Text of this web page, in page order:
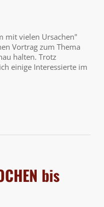
mit vielen Ursachen"
Vortrag zum Thema
halten. Trotz
einige Interessierte im
bis